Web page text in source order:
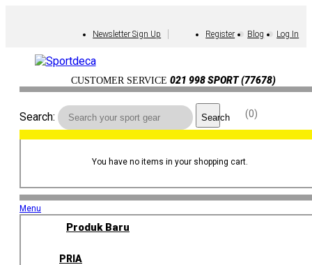
Newsletter Sign Up Register Blog Log In
CUSTOMER SERVICE 021 998 SPORT (77678)
0
Search: Search
You have no items in your shopping cart.
Menu
Produk Baru
PRIA